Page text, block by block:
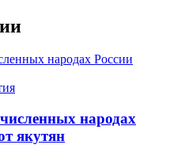
народах
якутян